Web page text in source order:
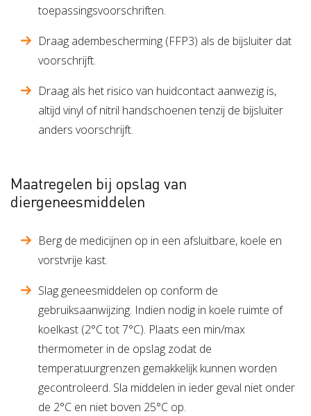
toepassingsvoorschriften.
Draag adembescherming (FFP3) als de bijsluiter dat
voorschrijft.
Draag als het risico van huidcontact aanwezig is,
altijd vinyl of nitril handschoenen tenzij de bijsluiter
anders voorschrijft.
Maatregelen bij opslag van
diergeneesmiddelen
Berg de medicijnen op in een afsluitbare, koele en
vorstvrije kast.
Slag geneesmiddelen op conform de
gebruiksaanwijzing. Indien nodig in koele ruimte of
koelkast (2°C tot 7°C). Plaats een min/max
thermometer in de opslag zodat de
temperatuurgrenzen gemakkelijk kunnen worden
gecontroleerd. Sla middelen in ieder geval niet onder
de 2°C en niet boven 25°C op.